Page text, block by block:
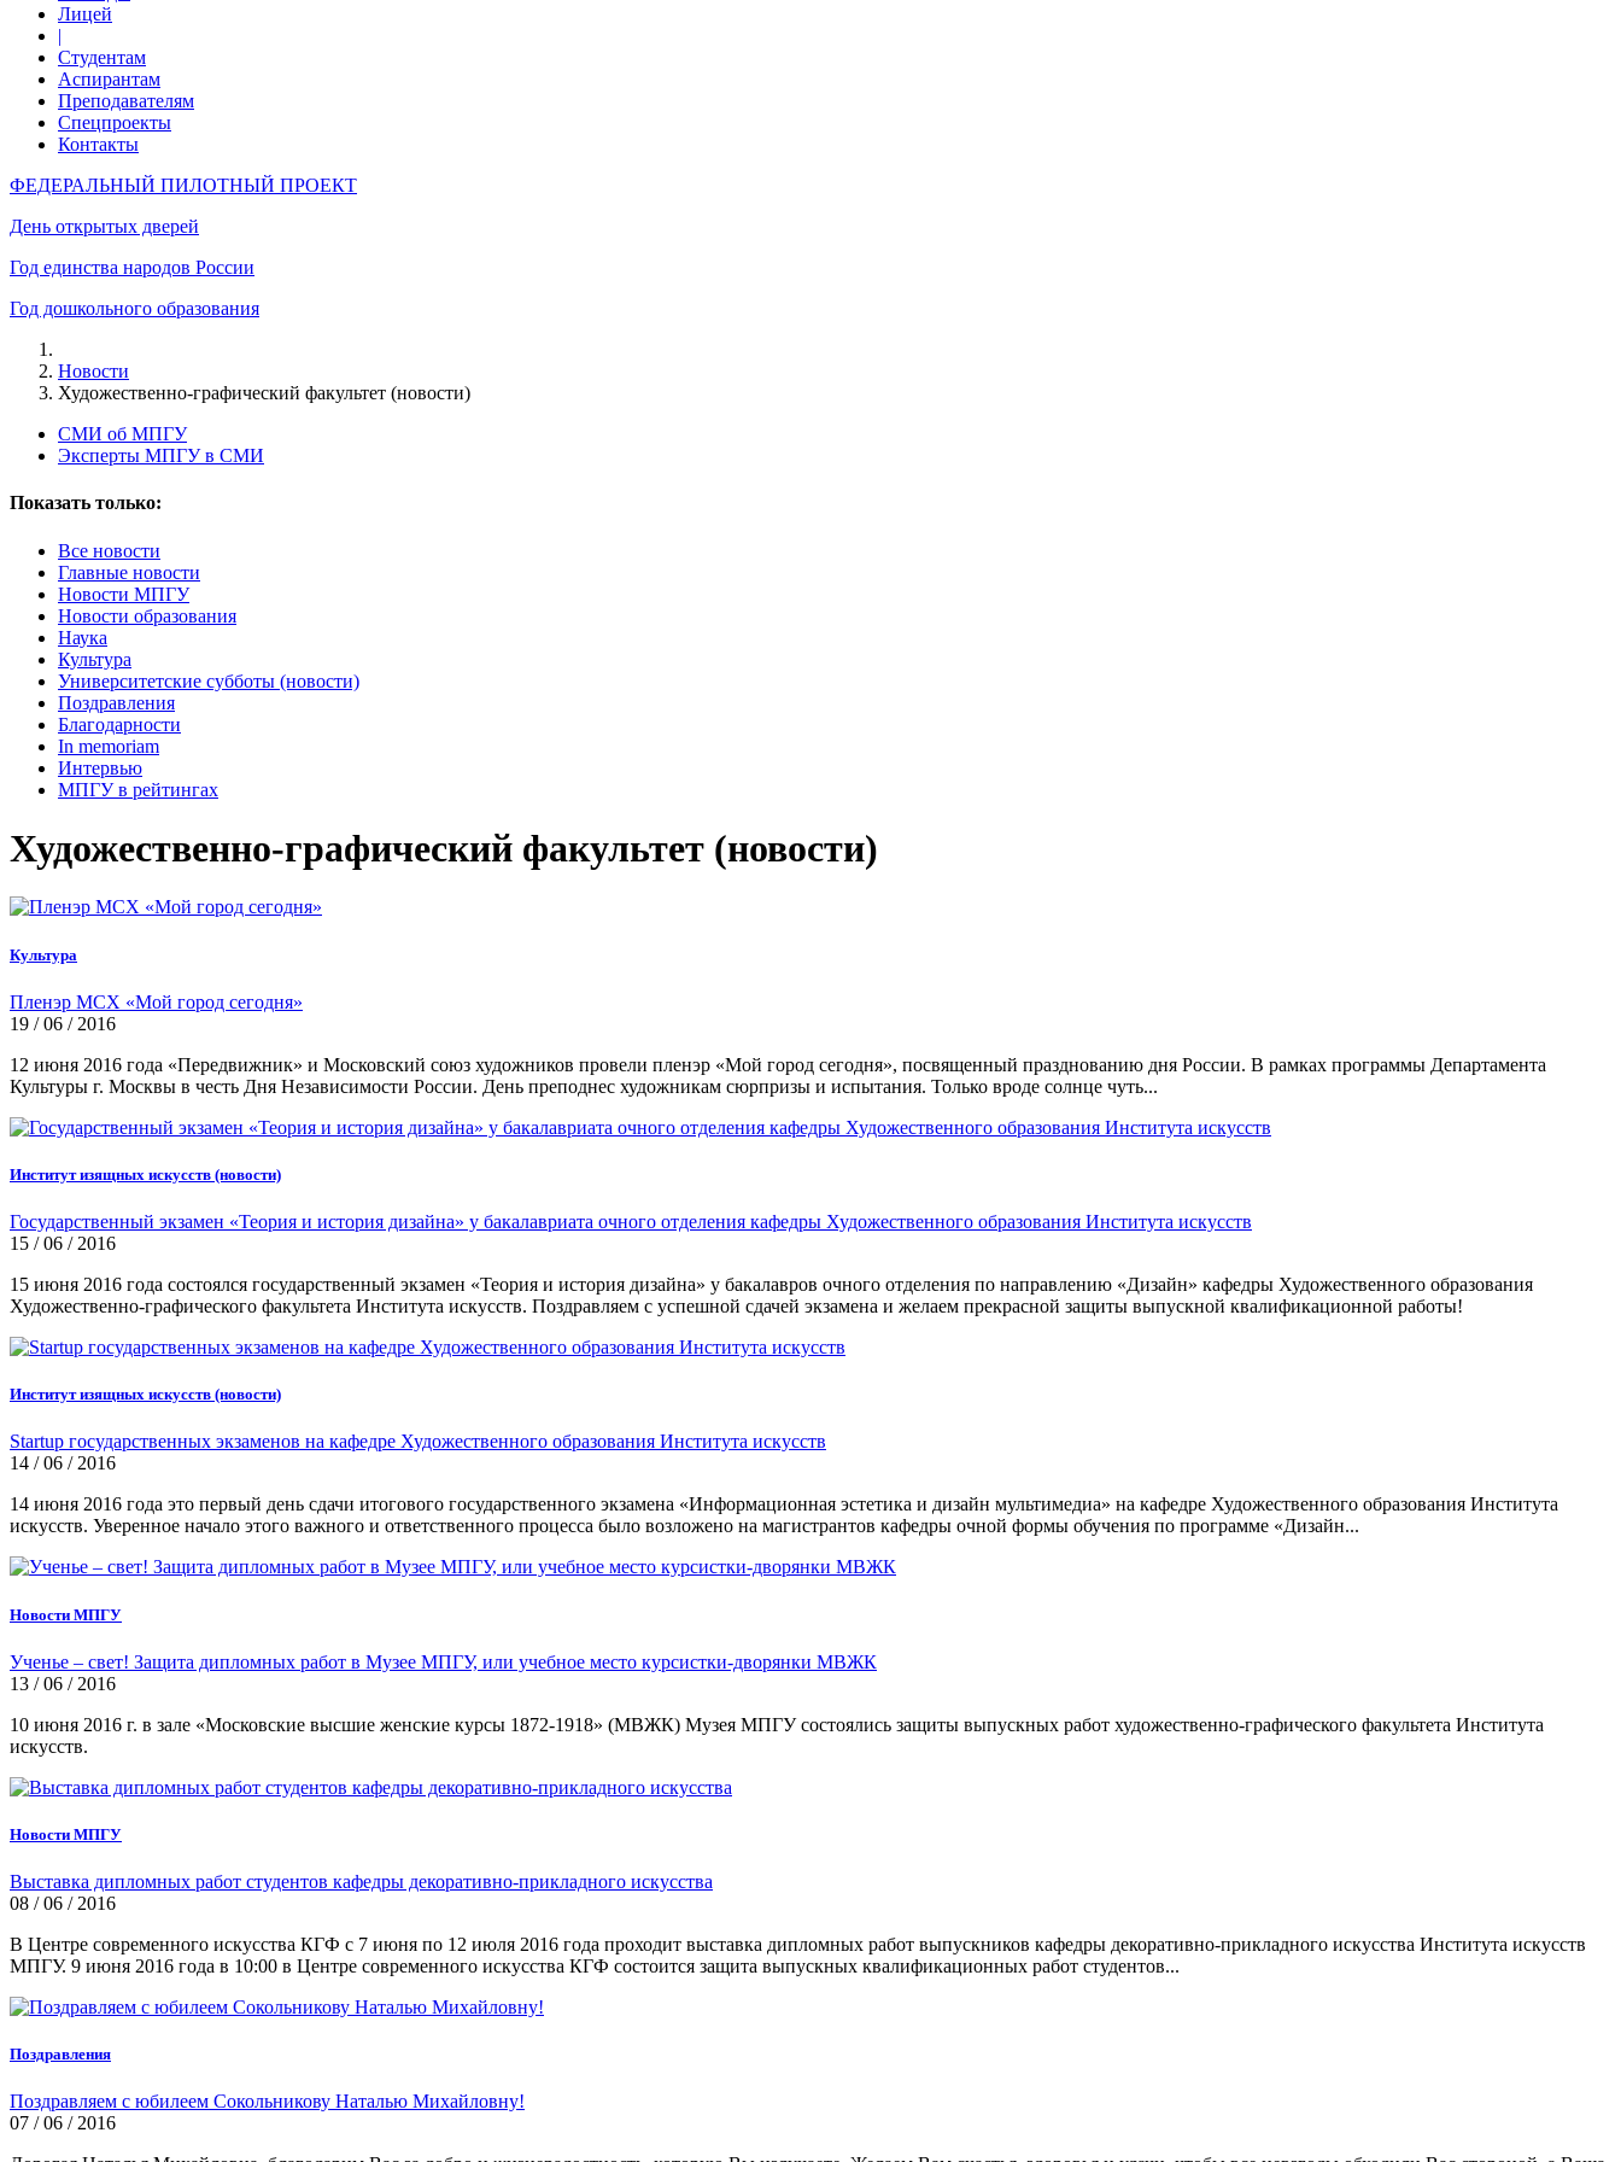
Лицей
|
Студентам
Аспирантам
Преподавателям
Спецпроекты
Контакты
ФЕДЕРАЛЬНЫЙ ПИЛОТНЫЙ ПРОЕКТ
День открытых дверей
Год единства народов России
Год дошкольного образования
Новости
Художественно-графический факультет (новости)
СМИ об МПГУ
Эксперты МПГУ в СМИ
Показать только:
Все новости
Главные новости
Новости МПГУ
Новости образования
Наука
Культура
Университетские субботы (новости)
Поздравления
Благодарности
In memoriam
Интервью
МПГУ в рейтингах
Художественно-графический факультет (новости)
Культура
Пленэр МСХ «Мой город сегодня»
19 / 06 / 2016
12 июня 2016 года «Передвижник» и Московский союз художников провели пленэр «Мой город сегодня», посвященный празднованию дня России. В рамках программы Департамента
Культуры г. Москвы в честь Дня Независимости России. День преподнес художникам сюрпризы и испытания. Только вроде солнце чуть...
Институт изящных искусств (новости)
Государственный экзамен «Теория и история дизайна» у бакалавриата очного отделения кафедры Художественного образования Института искусств
15 / 06 / 2016
15 июня 2016 года состоялся государственный экзамен «Теория и история дизайна» у бакалавров очного отделения по направлению «Дизайн» кафедры Художественного образования
Художественно-графического факультета Института искусств. Поздравляем с успешной сдачей экзамена и желаем прекрасной защиты выпускной квалификационной работы!
Институт изящных искусств (новости)
Startup государственных экзаменов на кафедре Художественного образования Института искусств
14 / 06 / 2016
14 июня 2016 года это первый день сдачи итогового государственного экзамена «Информационная эстетика и дизайн мультимедиа» на кафедре Художественного образования Института
искусств. Уверенное начало этого важного и ответственного процесса было возложено на магистрантов кафедры очной формы обучения по программе «Дизайн...
Новости МПГУ
Ученье – свет! Защита дипломных работ в Музее МПГУ, или учебное место курсистки-дворянки МВЖК
13 / 06 / 2016
10 июня 2016 г. в зале «Московские высшие женские курсы 1872-1918» (МВЖК) Музея МПГУ состоялись защиты выпускных работ художественно-графического факультета Института
искусств.
Новости МПГУ
Выставка дипломных работ студентов кафедры декоративно-прикладного искусства
08 / 06 / 2016
В Центре современного искусства КГФ с 7 июня по 12 июля 2016 года проходит выставка дипломных работ выпускников кафедры декоративно-прикладного искусства Института искусств
МПГУ. 9 июня 2016 года в 10:00 в Центре современного искусства КГФ состоится защита выпускных квалификационных работ студентов...
Поздравления
Поздравляем с юбилеем Сокольникову Наталью Михайловну!
07 / 06 / 2016